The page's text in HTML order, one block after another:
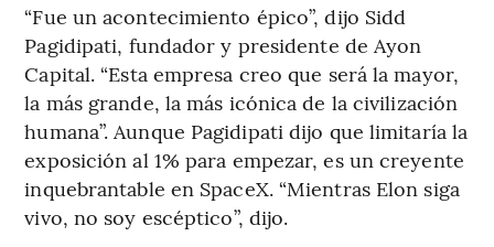
“Fue un acontecimiento épico”, dijo Sidd
Pagidipati, fundador y presidente de Ayon
Capital. “Esta empresa creo que será la mayor,
la más grande, la más icónica de la civilización
humana”. Aunque Pagidipati dijo que limitaría la
exposición al 1% para empezar, es un creyente
inquebrantable en SpaceX. “Mientras Elon siga
vivo, no soy escéptico”, dijo.